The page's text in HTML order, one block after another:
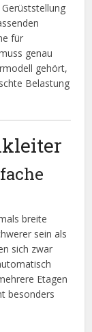
für
genau
gehört,
Belastung
breite
sein als
sich zwar
Etagen
besonders